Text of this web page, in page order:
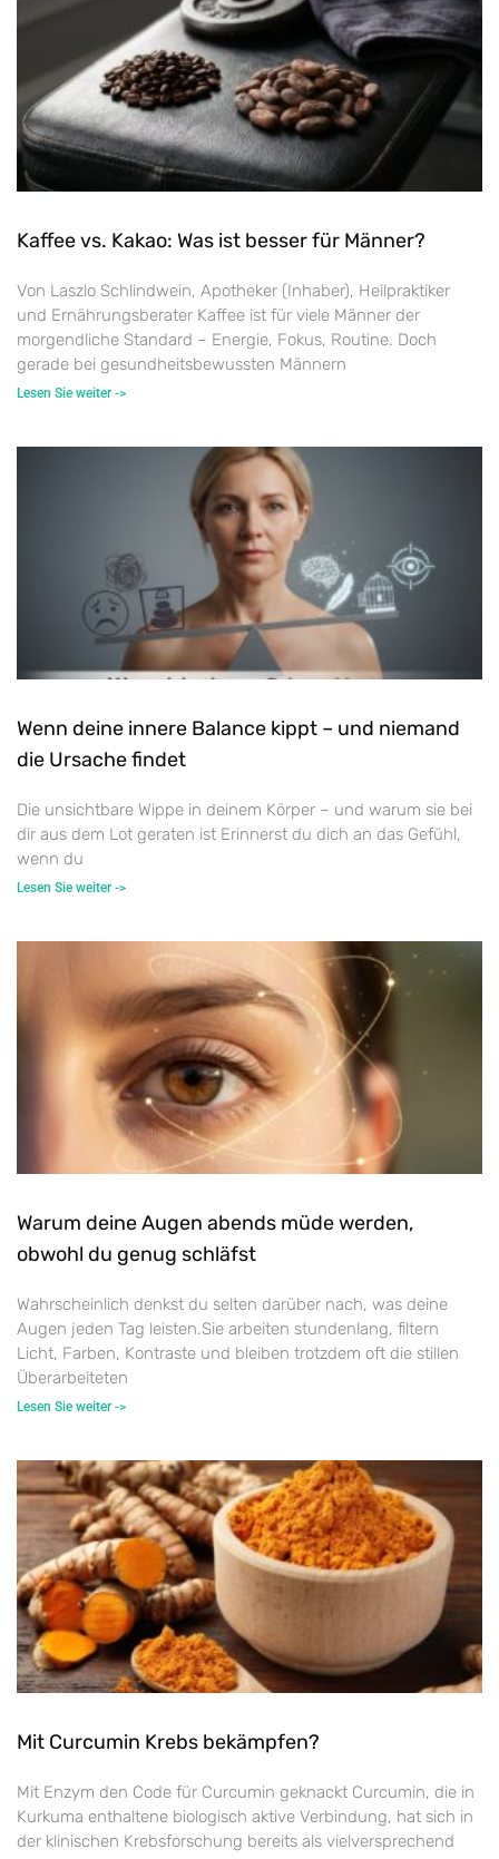
Kaffee vs. Kakao: Was ist besser für Männer?
Von Laszlo Schlindwein, Apotheker (Inhaber), Heilpraktiker
und Ernährungsberater Kaffee ist für viele Männer der
morgendliche Standard – Energie, Fokus, Routine. Doch
gerade bei gesundheitsbewussten Männern
Lesen Sie weiter ->
Wenn deine innere Balance kippt – und niemand
die Ursache findet
Die unsichtbare Wippe in deinem Körper – und warum sie bei
dir aus dem Lot geraten ist Erinnerst du dich an das Gefühl,
wenn du
Lesen Sie weiter ->
Warum deine Augen abends müde werden,
obwohl du genug schläfst
Wahrscheinlich denkst du selten darüber nach, was deine
Augen jeden Tag leisten.Sie arbeiten stundenlang, filtern
Licht, Farben, Kontraste und bleiben trotzdem oft die stillen
Überarbeiteten
Lesen Sie weiter ->
Mit Curcumin Krebs bekämpfen?
Mit Enzym den Code für Curcumin geknackt Curcumin, die in
Kurkuma enthaltene biologisch aktive Verbindung, hat sich in
der klinischen Krebsforschung bereits als vielversprechend